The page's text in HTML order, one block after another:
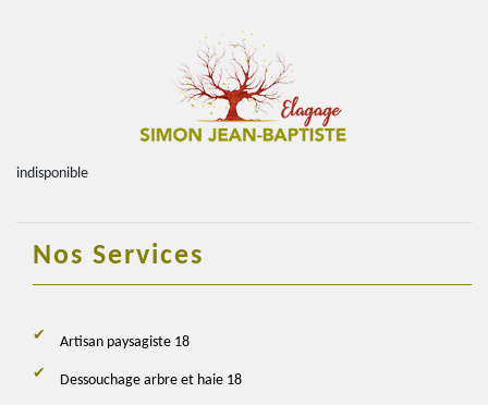
indisponible
Nos Services
Artisan paysagiste 18
Dessouchage arbre et haie 18